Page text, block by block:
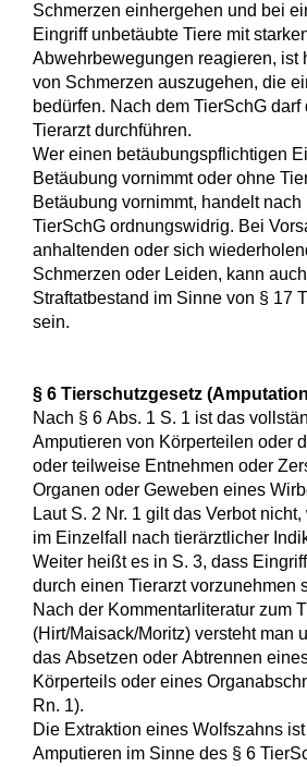
Schmerzen einhergehen und bei
Eingriff unbetäubte Tiere mit
Abwehrbewegungen reagieren, ist
von Schmerzen auszugehen, die
bedürfen. Nach dem TierSchG darf
Tierarzt durchführen.
Wer einen betäubungspflichtigen
Betäubung vornimmt oder ohne
Betäubung vornimmt, handelt nach
TierSchG ordnungswidrig. Bei
anhaltenden oder sich
Schmerzen oder Leiden, kann
Straftatbestand im Sinne von § 17
sein.
§ 6 Tierschutzgesetz
Nach § 6 Abs. 1 S. 1 ist das
Amputieren von Körperteilen oder
oder teilweise Entnehmen oder
Organen oder Geweben eines
Laut S. 2 Nr. 1 gilt das Verbot
im Einzelfall nach tierärztlicher
Weiter heißt es in S. 3, dass
durch einen Tierarzt vorzunehmen
Nach der Kommentarliteratur zum
(Hirt/Maisack/Moritz) versteht man
das Absetzen oder Abtrennen
Körperteils oder eines
Rn. 1).
Die Extraktion eines Wolfszahns
Amputieren im Sinne des § 6